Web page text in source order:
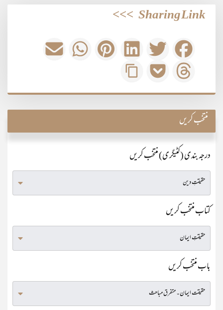
Sharing Link
>>>
منتخب کریں
درجہ بندی (کٹیگری) منتخب کریں
کتاب منتخب کریں
باب منتخب کریں